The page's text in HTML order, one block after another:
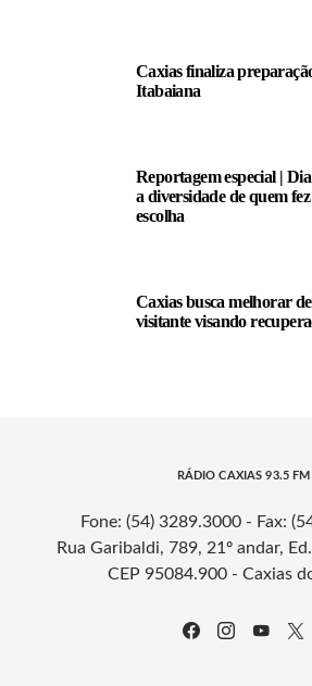
Caxias finaliza
Itabaiana
Reportagem especial |
a diversidade de quem
escolha
Caxias busca melhorar
visitante visando
RÁDIO CAXIAS 93.5 FM
Fone: (54) 3289.3000 - Fax:
Rua Garibaldi, 789, 21º andar,
CEP 95084.900 - Caxias